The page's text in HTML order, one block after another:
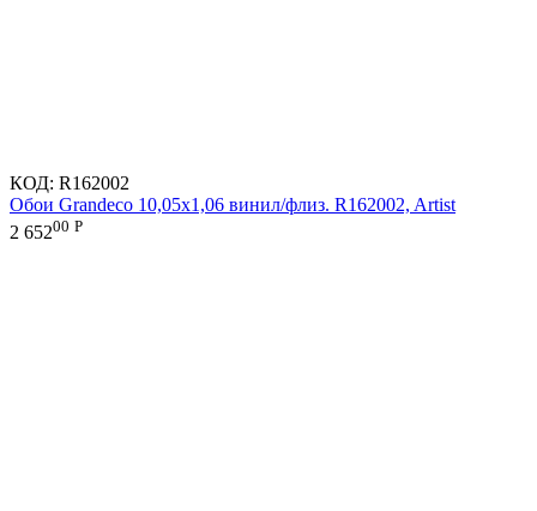
КОД: R162002
Обои Grandeco 10,05х1,06 винил/флиз. R162002, Artist
2 65200 Р